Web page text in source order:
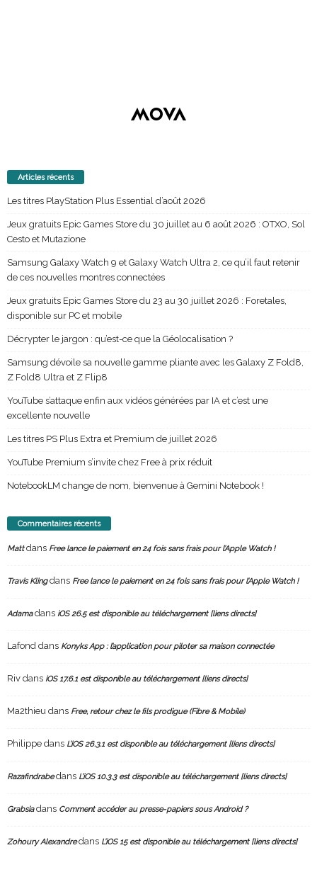
Articles récents
Les titres PlayStation Plus Essential d’août 2026
Jeux gratuits Epic Games Store du 30 juillet au 6 août 2026 : OTXO, Sol
Cesto et Mutazione
Samsung Galaxy Watch 9 et Galaxy Watch Ultra 2, ce qu’il faut retenir
de ces nouvelles montres connectées
Jeux gratuits Epic Games Store du 23 au 30 juillet 2026 : Foretales,
disponible sur PC et mobile
Décrypter le jargon : qu’est-ce que la Géolocalisation ?
Samsung dévoile sa nouvelle gamme pliante avec les Galaxy Z Fold8,
Z Fold8 Ultra et Z Flip8
YouTube s’attaque enfin aux vidéos générées par IA et c’est une
excellente nouvelle
Les titres PS Plus Extra et Premium de juillet 2026
YouTube Premium s’invite chez Free à prix réduit
NotebookLM change de nom, bienvenue à Gemini Notebook !
Commentaires récents
Mattdans Free lance le paiement en 24 fois sans frais pour l’Apple Watch !
Travis Klingdans Free lance le paiement en 24 fois sans frais pour l’Apple Watch !
Adamadans iOS 26.5 est disponible au téléchargement [liens directs]
Lafond dans Konyks App : l’application pour piloter sa maison connectée
Riv dans iOS 17.6.1 est disponible au téléchargement [liens directs]
Ma2thieu dans Free, retour chez le fils prodigue (Fibre & Mobile)
Philippe dans L’iOS 26.3.1 est disponible au téléchargement [liens directs]
Razafindrabedans L’iOS 10.3.3 est disponible au téléchargement [liens directs]
Grabsiadans Comment accéder au presse-papiers sous Android ?
Zohoury Alexandredans L’iOS 15 est disponible au téléchargement [liens directs]